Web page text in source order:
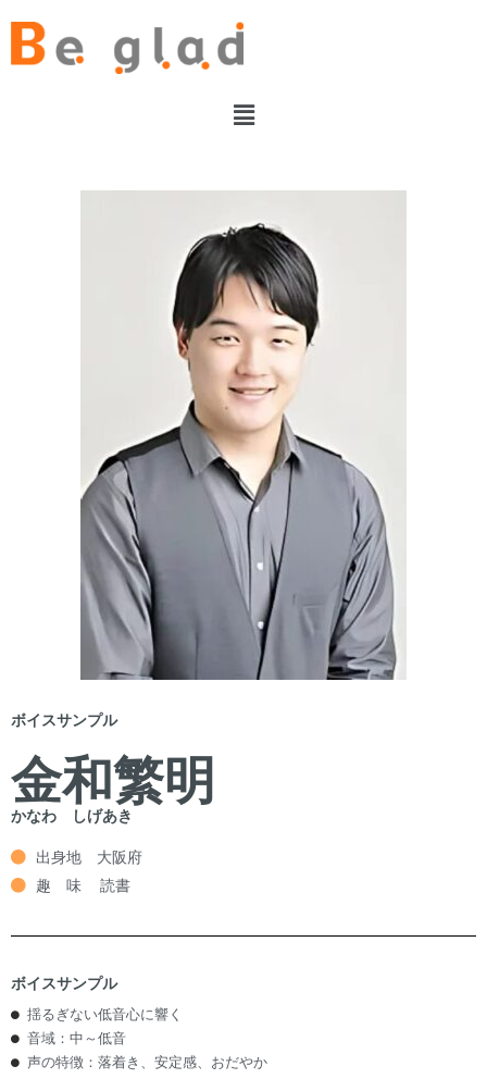
メ
ニ
ボイスサンプル
金和繁明
かなわ しげあき
出身地 大阪府
趣 味 読書
ボイスサンプル
揺るぎない低音心に響く
音域：中～低音
声の特徴：落着き、安定感、おだやか